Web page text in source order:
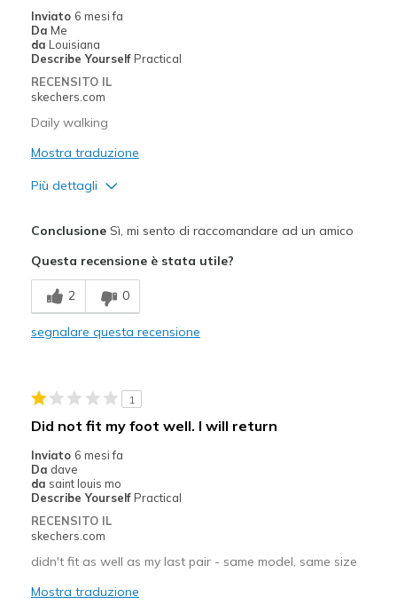
Inviato 6 mesi fa
Da Me
da Louisiana
Describe Yourself Practical
RECENSITO IL
skechers.com
Daily walking
Mostra traduzione
Più dettagli
Width
Sizing
ConclusioneSì, mi sento di raccomandare ad un amico
Questa recensione è stata utile?
2 0
segnalare questa recensione
1
Did not fit my foot well. I will return
Inviato 6 mesi fa
Da dave
da saint louis mo
Describe Yourself Practical
RECENSITO IL
skechers.com
didn't fit as well as my last pair - same model, same size
Mostra traduzione